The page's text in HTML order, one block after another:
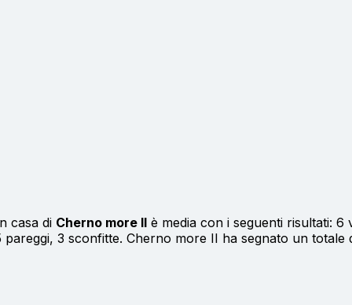
casa di Cherno more II è media con i seguenti risultati: 6
3 sconfitte. Cherno more II ha segnato un totale